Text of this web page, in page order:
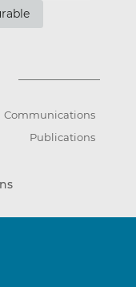
Communications
Publications